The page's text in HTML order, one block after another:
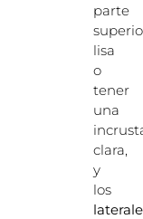
parte
lisa
o
tener
una
clara,
y
los